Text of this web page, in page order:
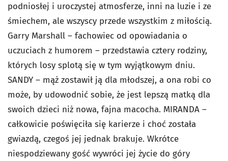
podniosłej i uroczystej atmosferze, inni na luzie i ze
śmiechem, ale wszyscy przede wszystkim z miłością.
Garry Marshall – fachowiec od opowiadania o
uczuciach z humorem – przedstawia cztery rodziny,
których losy splotą się w tym wyjątkowym dniu.
SANDY – mąż zostawił ją dla młodszej, a ona robi co
może, by udowodnić sobie, że jest lepszą matką dla
swoich dzieci niż nowa, fajna macocha. MIRANDA –
całkowicie poświęciła się karierze i choć została
gwiazdą, czegoś jej jednak brakuje. Wkrótce
niespodziewany gość wywróci jej życie do góry